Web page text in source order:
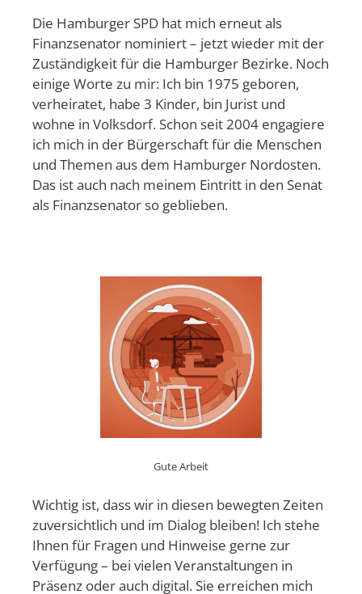
Die Hamburger SPD hat mich erneut als
Finanzsenator nominiert – jetzt wieder mit der
Zuständigkeit für die Hamburger Bezirke. Noch
einige Worte zu mir: Ich bin 1975 geboren,
verheiratet, habe 3 Kinder, bin Jurist und
wohne in Volksdorf. Schon seit 2004 engagiere
ich mich in der Bürgerschaft für die Menschen
und Themen aus dem Hamburger Nordosten.
Das ist auch nach meinem Eintritt in den Senat
als Finanzsenator so geblieben.
Gute Arbeit
Wichtig ist, dass wir in diesen bewegten Zeiten
zuversichtlich und im Dialog bleiben! Ich stehe
Ihnen für Fragen und Hinweise gerne zur
Verfügung – bei vielen Veranstaltungen in
Präsenz oder auch digital. Sie erreichen mich